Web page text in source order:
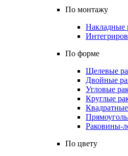
По монтажу
Накладные
По форме
Щелевые
Двойные
Угловые
Круглые
Раковины-
По цвету